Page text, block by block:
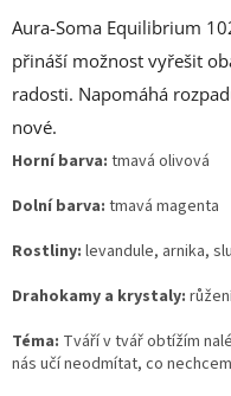
Aura-Soma Equilibrium
přináší možnost vyřešit
radosti. Napomáhá
nové.
Horní barva: tmavá olivová
Dolní barva: tmavá magenta
Rostliny: levandule, arnika,
Drahokamy a krystaly:
Téma: Tváří v tvář obtížím
nás učí neodmítat, co